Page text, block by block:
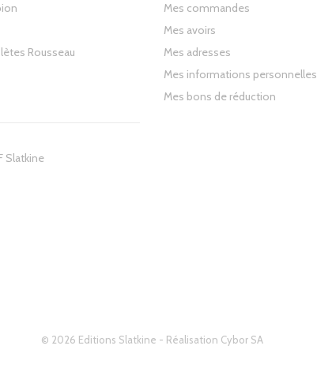
© 2026 Editions Slatkine - Réalisation Cybor SA
Rousseau
Slatkine
Mes commandes
Mes avoirs
Mes adresses
Mes informations personnelles
Mes bons de réduction